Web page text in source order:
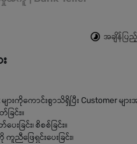
အချိန်ပြည့်
ကိုကောင်းစွာသိရှိပြီး Customer များအာ
ခြင်း။
ခြင်း၊ စိစစ်ခြင်း။
ညီဖြေရှင်းပေးခြင်း၊